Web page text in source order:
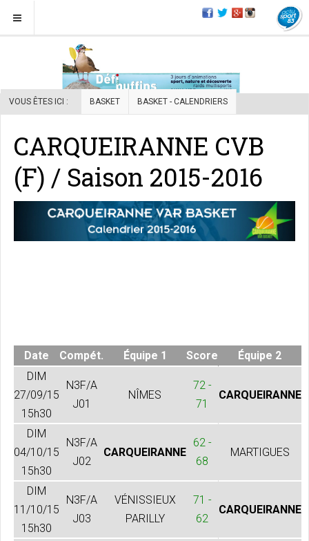
VOUS ÊTES ICI : BASKET BASKET - CALENDRIERS
CARQUEIRANNE CVB
(F) / Saison 2015-2016
Date Compét. Équipe 1 Score
Équipe 2
DIM
27/09/15
15h30
N3F/A
J01
NÎMES
72 -
71
CARQUEIRANNE
DIM
04/10/15
15h30
N3F/A
J02
CARQUEIRANNE
62 -
68
MARTIGUES
DIM
11/10/15
15h30
N3F/A
J03
VÉNISSIEUX
PARILLY
71 -
62
CARQUEIRANNE